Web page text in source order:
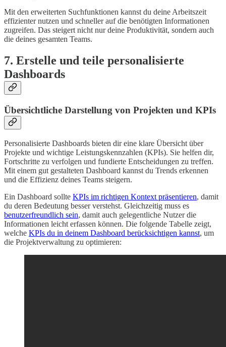
Mit den erweiterten Suchfunktionen kannst du deine Arbeitszeit
effizienter nutzen und schneller auf die benötigten Informationen
zugreifen. Das steigert nicht nur deine Produktivität, sondern auch
die deines gesamten Teams.
7. Erstelle und teile personalisierte
Dashboards
Übersichtliche Darstellung von Projekten und KPIs
Personalisierte Dashboards bieten dir eine klare Übersicht über
Projekte und wichtige Leistungskennzahlen (KPIs). Sie helfen dir,
Fortschritte zu verfolgen und fundierte Entscheidungen zu treffen.
Mit einem gut gestalteten Dashboard kannst du Trends erkennen
und die Effizienz deines Teams steigern.
Ein Dashboard sollte KPIs im richtigen Kontext präsentieren, damit
du deren Bedeutung besser verstehst. Gleichzeitig muss es
benutzerfreundlich sein, damit auch gelegentliche Nutzer die
Informationen leicht erfassen können. Die folgende Tabelle zeigt,
welche KPIs du in deinem Dashboard berücksichtigen kannst, um
die Projektverwaltung zu optimieren: